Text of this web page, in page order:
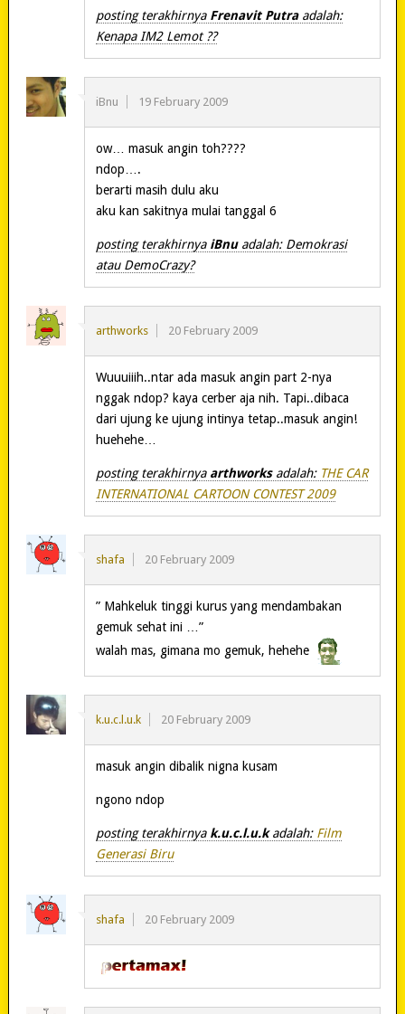
posting terakhirnya Frenavit Putra adalah:
Kenapa IM2 Lemot ??
iBnu 19 February 2009
ow… masuk angin toh????
ndop….
berarti masih dulu aku
aku kan sakitnya mulai tanggal 6
posting terakhirnya iBnu adalah: Demokrasi
atau DemoCrazy?
arthworks 20 February 2009
Wuuuiiih..ntar ada masuk angin part 2-nya
nggak ndop? kaya cerber aja nih. Tapi..dibaca
dari ujung ke ujung intinya tetap..masuk angin!
huehehe…
posting terakhirnya arthworks adalah: THE CAR
INTERNATIONAL CARTOON CONTEST 2009
shafa 20 February 2009
” Mahkeluk tinggi kurus yang mendambakan
gemuk sehat ini …”
walah mas, gimana mo gemuk, hehehe
k.u.c.l.u.k 20 February 2009
masuk angin dibalik nigna kusam
ngono ndop
posting terakhirnya k.u.c.l.u.kadalah: Film
Generasi Biru
shafa 20 February 2009